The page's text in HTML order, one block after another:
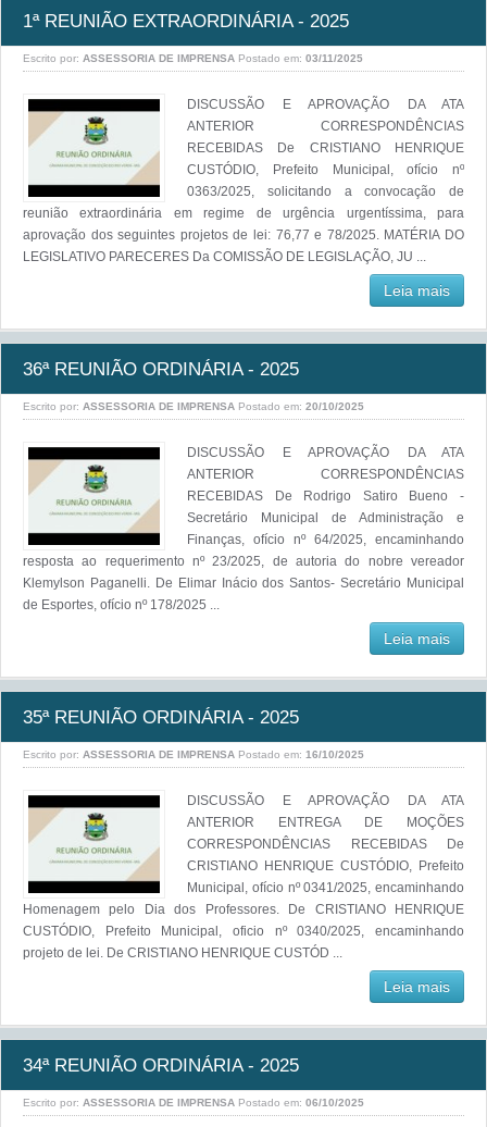
1ª REUNIÃO EXTRAORDINÁRIA - 2025
Escrito por: ASSESSORIA DE IMPRENSA Postado em: 03/11/2025
DISCUSSÃO E APROVAÇÃO DA ATA
ANTERIOR CORRESPONDÊNCIAS
RECEBIDAS De CRISTIANO HENRIQUE
CUSTÓDIO, Prefeito Municipal, ofício nº
0363/2025, solicitando a convocação de
reunião extraordinária em regime de urgência urgentíssima, para
aprovação dos seguintes projetos de lei: 76,77 e 78/2025. MATÉRIA DO
LEGISLATIVO PARECERES Da COMISSÃO DE LEGISLAÇÃO, JU ...
Leia mais
36ª REUNIÃO ORDINÁRIA - 2025
Escrito por: ASSESSORIA DE IMPRENSA Postado em: 20/10/2025
DISCUSSÃO E APROVAÇÃO DA ATA
ANTERIOR CORRESPONDÊNCIAS
RECEBIDAS De Rodrigo Satiro Bueno -
Secretário Municipal de Administração e
Finanças, ofício nº 64/2025, encaminhando
resposta ao requerimento nº 23/2025, de autoria do nobre vereador
Klemylson Paganelli. De Elimar Inácio dos Santos- Secretário Municipal
de Esportes, ofício nº 178/2025 ...
Leia mais
35ª REUNIÃO ORDINÁRIA - 2025
Escrito por: ASSESSORIA DE IMPRENSA Postado em: 16/10/2025
DISCUSSÃO E APROVAÇÃO DA ATA
ANTERIOR ENTREGA DE MOÇÕES
CORRESPONDÊNCIAS RECEBIDAS De
CRISTIANO HENRIQUE CUSTÓDIO, Prefeito
Municipal, ofício nº 0341/2025, encaminhando
Homenagem pelo Dia dos Professores. De CRISTIANO HENRIQUE
CUSTÓDIO, Prefeito Municipal, oficio nº 0340/2025, encaminhando
projeto de lei. De CRISTIANO HENRIQUE CUSTÓD ...
Leia mais
34ª REUNIÃO ORDINÁRIA - 2025
Escrito por: ASSESSORIA DE IMPRENSA Postado em: 06/10/2025